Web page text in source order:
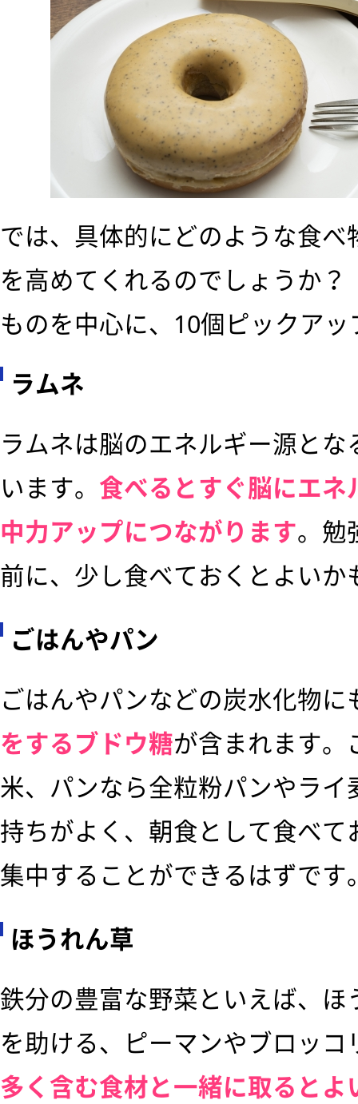
では、具体的にどのような食
を高めてくれるのでしょうか
ものを中心に、10個ピックア
ラムネ
ラムネは脳のエネルギー源と
います。 食べるとすぐ脳にエ
中力アップにつながります。勉
前に、少し食べておくとよいか
ごはんやパン
ごはんやパンなどの炭水化物に
をするブドウ糖が含まれます。
米、パンなら全粒粉パンやラ
持ちがよく、朝食として食べ
集中することができるはずです
ほうれん草
鉄分の豊富な野菜といえば、
を助ける、ピーマンやブロッコ
多く含む食材と一緒に取るとよ